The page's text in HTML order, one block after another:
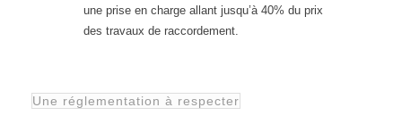
une prise en charge allant jusqu’à 40% du prix
des travaux de raccordement.
Une réglementation à respecter